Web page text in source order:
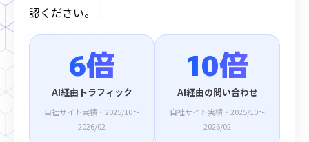
認ください。
6倍
AI経由トラフィック
自社サイト実績・2025/10〜
2026/02
10倍
AI経由の問い合わせ
自社サイト実績・2025/10〜
2026/02